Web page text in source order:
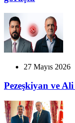
27 Mayıs 2026
Pezeşkiyan ve